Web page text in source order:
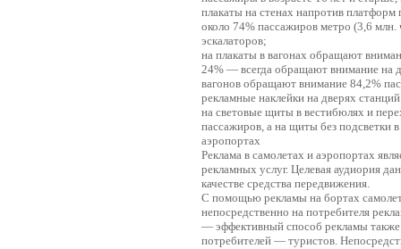
плакаты на стенах напротив
около 74% пассажиров метро (3,6
эскалаторов;
на плакаты в вагонах обращают
24% — всегда обращают внимание на
вагонов обращают внимание 84,2%
рекламные наклейки на дверях
на световые щиты в вестибюлях и
пассажиров, а на щиты без подсветки
аэропортах
Реклама в самолетах и аэропортах
рекламных услуг. Целевая аудиория
качестве средства передвижения.
С помощью рекламы на бортах
непосредственно на потребителя
— эффективный способ рекламы
потребителей — туристов.